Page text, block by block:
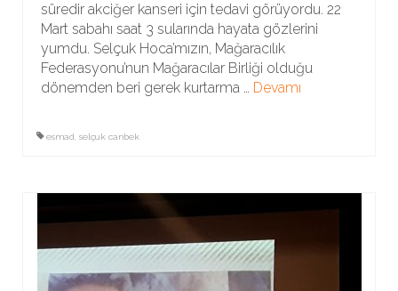
süredir akciğer kanseri için tedavi görüyordu. 22
Mart sabahı saat 3 sularında hayata gözlerini
yumdu. Selçuk Hoca’mızın, Mağaracılık
Federasyonu’nun Mağaracılar Birliği olduğu
dönemden beri gerek kurtarma … Devamı
esmad selçuk canbek